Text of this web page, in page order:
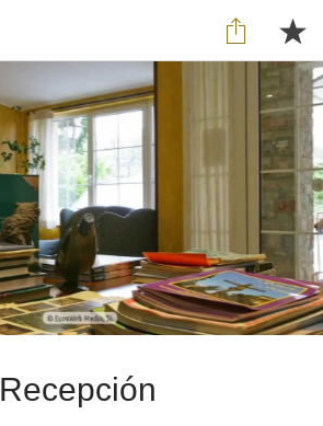
Recepción